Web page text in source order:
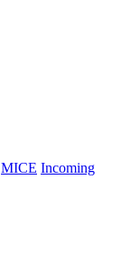
MICE Incoming